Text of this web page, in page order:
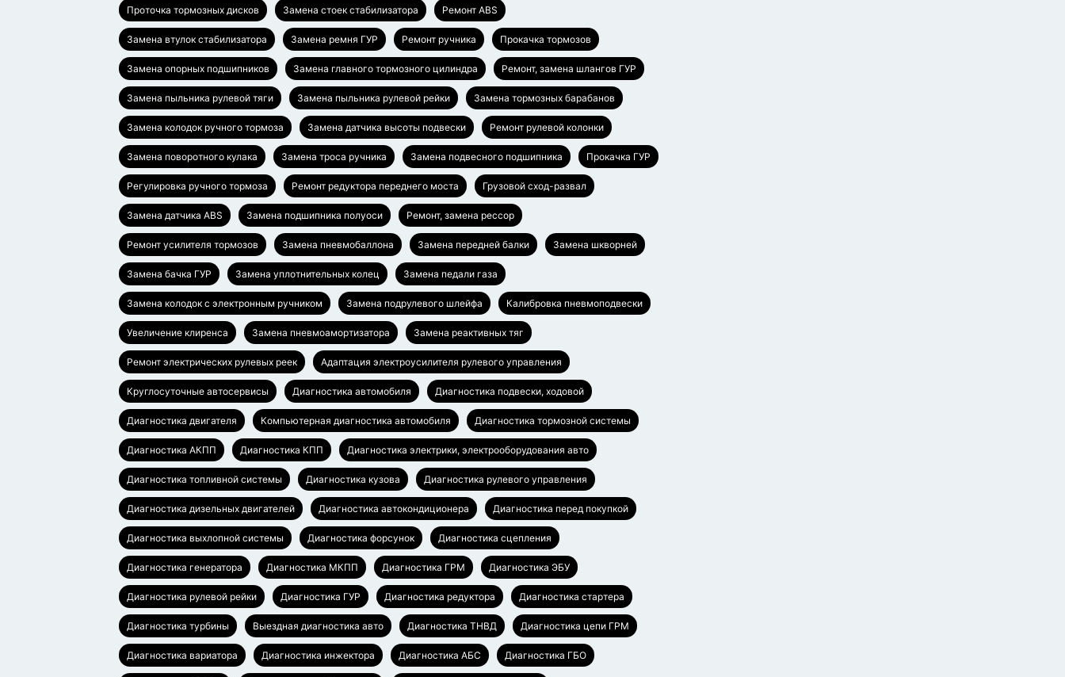
Проточка тормозных дисков Замена стоек стабилизатора Ремонт ABS
Замена втулок стабилизатора Замена ремня ГУР Ремонт ручника Прокачка тормозов
Замена опорных подшипников Замена главного тормозного цилиндра Ремонт, замена шлангов ГУР
Замена пыльника рулевой тяги Замена пыльника рулевой рейки Замена тормозных барабанов
Замена колодок ручного тормоза Замена датчика высоты подвески Ремонт рулевой колонки
Замена поворотного кулака Замена троса ручника Замена подвесного подшипника Прокачка ГУР
Регулировка ручного тормоза Ремонт редуктора переднего моста Грузовой сход-развал
Замена датчика ABS Замена подшипника полуоси Ремонт, замена рессор
Ремонт усилителя тормозов Замена пневмобаллона Замена передней балки Замена шкворней
Замена бачка ГУР Замена уплотнительных колец Замена педали газа
Замена колодок с электронным ручником Замена подрулевого шлейфа Калибровка пневмоподвески
Увеличение клиренса Замена пневмоамортизатора Замена реактивных тяг
Ремонт электрических рулевых реек Адаптация электроусилителя рулевого управления
Круглосуточные автосервисы Диагностика автомобиля Диагностика подвески, ходовой
Диагностика двигателя Компьютерная диагностика автомобиля Диагностика тормозной системы
Диагностика АКПП Диагностика КПП Диагностика электрики, электрооборудования авто
Диагностика топливной системы Диагностика кузова Диагностика рулевого управления
Диагностика дизельных двигателей Диагностика автокондиционера Диагностика перед покупкой
Диагностика выхлопной системы Диагностика форсунок Диагностика сцепления
Диагностика генератора Диагностика МКПП Диагностика ГРМ Диагностика ЭБУ
Диагностика рулевой рейки Диагностика ГУР Диагностика редуктора Диагностика стартера
Диагностика турбины Выездная диагностика авто Диагностика ТНВД Диагностика цепи ГРМ
Диагностика вариатора Диагностика инжектора Диагностика АБС Диагностика ГБО